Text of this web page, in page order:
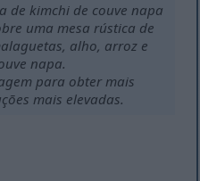
de kimchi de couve napa
uma mesa rústica de
alho, arroz e
napa.
para obter mais
mais elevadas.